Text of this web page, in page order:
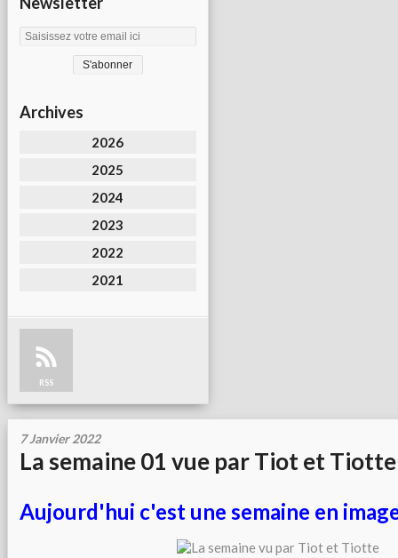
Archives
2026
2025
2024
2023
2022
2021
RSS
7 Janvier 2022
La semaine 01 vue par Tiot et Tiotte
Aujourd'hui c'est une semaine en